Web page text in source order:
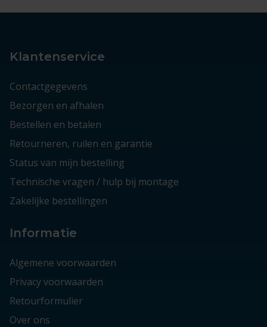
Klantenservice
Contactgegevens
Bezorgen en afhalen
Bestellen en betalen
Retourneren, ruilen en garantie
Status van mijn bestelling
Technische vragen / hulp bij montage
Zakelijke bestellingen
Informatie
Algemene voorwaarden
Privacy voorwaarden
Retourformulier
Over ons